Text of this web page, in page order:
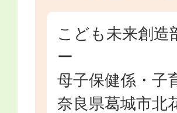
こども未来創
ー
母子保健係・子
奈良県葛城市北